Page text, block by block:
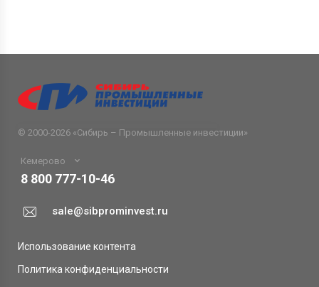
© 2000-2026 «Сибирь – Промышленные инвестиции»
Кемерово
8 800 777-10-46
sale@sibprominvest.ru
Использование контента
Политика конфиденциальности